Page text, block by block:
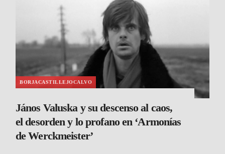
BORJACASTILLEJOCALVO
János Valuska y su descenso al caos,
el desorden y lo profano en ‘Armonías
de Werckmeister’